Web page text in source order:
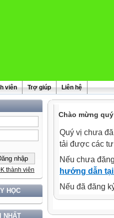
viên Trợ giúp Liên hệ
thành viên
HỌC
NHẤT
Chào mừng
Quý vị chưa
tải được các
Nếu chưa
hướng dẫn
Nếu đã đăng